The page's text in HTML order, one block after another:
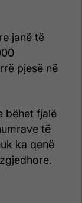
janë të
pjesë në
bëhet fjalë
të
ka qenë